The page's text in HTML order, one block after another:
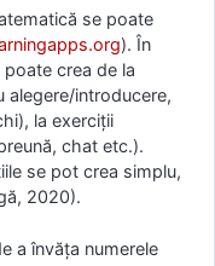
se poate
). În
crea de la
alegere/introducere,
la exerciții
chat etc.).
se pot crea simplu,
2020).
a învăța numerele